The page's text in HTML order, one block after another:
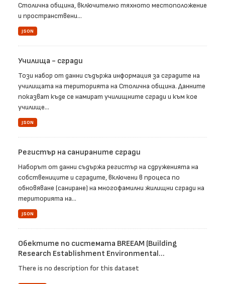
Столична община, включително тяхното местоположение
и пространствени...
JSON
Училища - сгради
Този набор от данни съдържа информация за сградите на
училищата на територията на Столична община. Данните
показват къде се намират училищните сгради и към кое
училище...
JSON
Регистър на санираните сгради
Наборът от данни съдържа регистър на сдруженията на
собствениците и сградите, включени в процеса по
обновяване (саниране) на многофамилни жилищни сгради на
територията на...
JSON
Обектите по системата BREEAM (Building
Research Establishment Environmental...
There is no description for this dataset